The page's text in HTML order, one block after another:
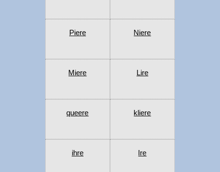
Piere Niere
Miere Lire
queere kliere
ihre Ire